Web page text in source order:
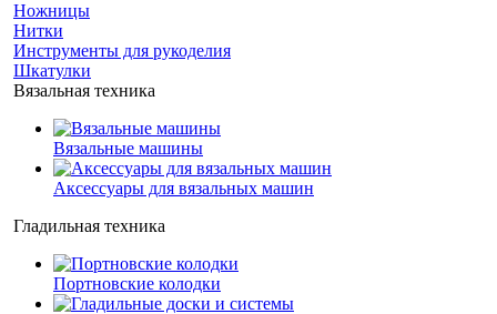
Ножницы
Нитки
Инструменты для рукоделия
Шкатулки
Вязальная техника
Вязальные машины
Аксессуары для вязальных машин
Гладильная техника
Портновские колодки